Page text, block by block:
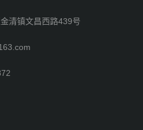
清镇文昌西路439号